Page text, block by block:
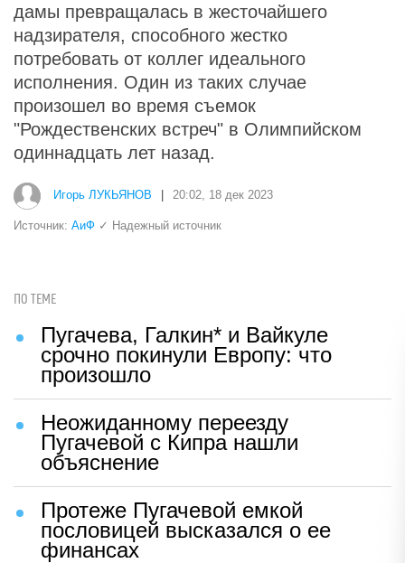
дамы превращалась в жесточайшего
надзирателя, способного жестко
потребовать от коллег идеального
исполнения. Один из таких случае
произошел во время съемок
"Рождественских встреч" в Олимпийском
одиннадцать лет назад.
Игорь ЛУКЬЯНОВ 20:02, 18 дек 2023
Источник: АиФ ✓ Надежный источник
ПО ТЕМЕ
Пугачева, Галкин* и Вайкуле
срочно покинули Европу: что
произошло
Неожиданному переезду
Пугачевой с Кипра нашли
объяснение
Протеже Пугачевой емкой
пословицей высказался о ее
финансах